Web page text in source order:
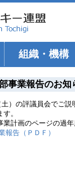
組織・機構
事業報告のお知
）の評議員会でご
。
業計画のページの過
報告（ＰＤＦ）